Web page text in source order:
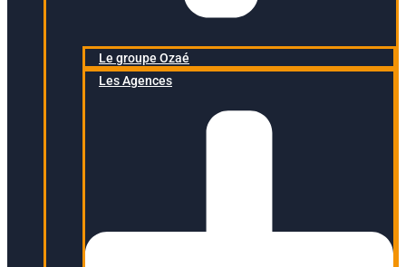
Le groupe Ozaé
Les Agences